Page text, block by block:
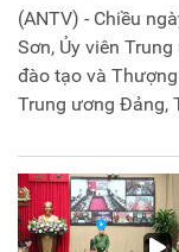
(ANTV) - Chiều
Sơn, Ủy viên
đào tạo và
Trung ương Đảng,
liên quan đến
CAND.